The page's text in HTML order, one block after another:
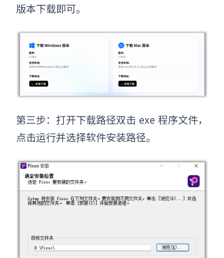
版本下载即可。
第三步：打开下载路径双击 exe 程序文件，
点击运行并选择软件安装路径。